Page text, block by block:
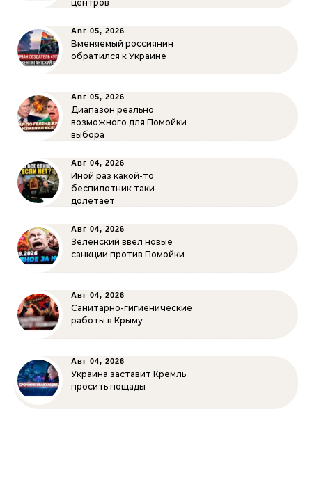
центров
Авг 05, 2026
Вменяемый россиянин
обратился к Украине
Авг 05, 2026
Диапазон реально
возможного для Помойки
выбора
Авг 04, 2026
Иной раз какой-то
беспилотник таки
долетает
Авг 04, 2026
Зеленский ввёл новые
санкции против Помойки
Авг 04, 2026
Санитарно-гигиенические
работы в Крыму
Авг 04, 2026
Украина заставит Кремль
просить пощады